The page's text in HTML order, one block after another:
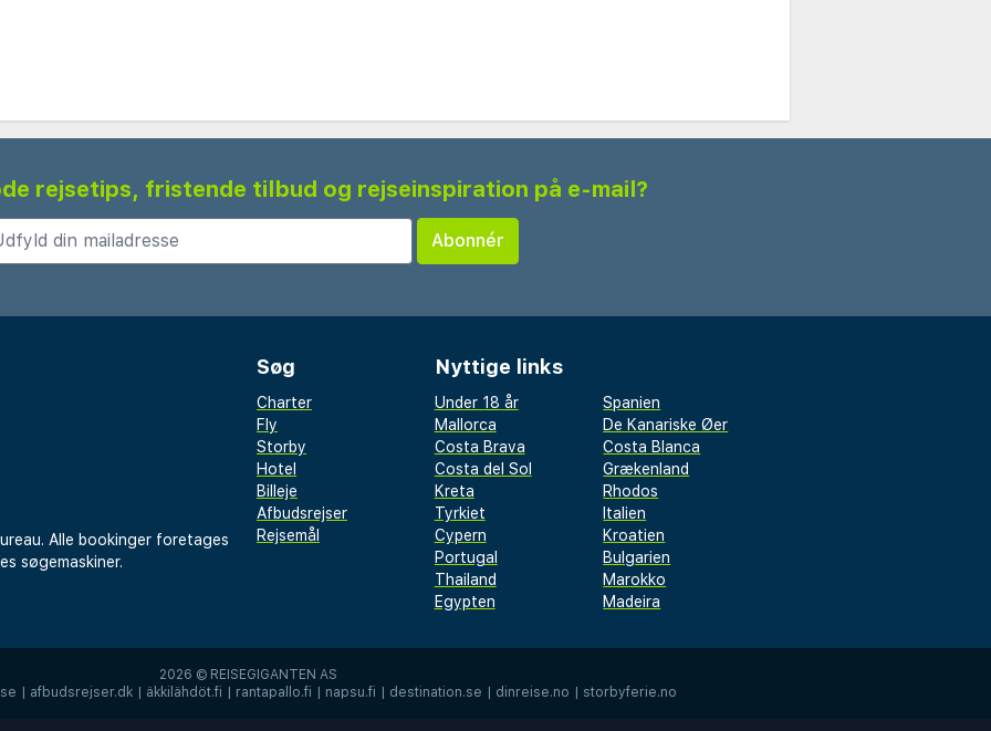
åbningstider.
område for dig,
et lille udvalg af barer
til Valtos stranden og
lokker med et rigt
og servicefaciliteter.
transferbussen ca.
rejsetips, fristende tilbud og rejseinspiration på e-mail?
Alle bookinger foretages
søgemaskiner.
Søg
Charter
Fly
Storby
Hotel
Billeje
Afbudsrejser
Rejsemål
Nyttige links
Under 18 år
Spanien
Mallorca
De Kanariske Øer
Costa Brava
Costa Blanca
Costa del Sol
Grækenland
Kreta
Rhodos
Tyrkiet
Italien
Cypern
Kroatien
Portugal
Bulgarien
Thailand
Marokko
Egypten
Madeira
2026 © REISEGIGANTEN AS
| afbudsrejser.dk | äkkilähdöt.fi | rantapallo.fi | napsu.fi | destination.se | dinreise.no | storbyferie.no